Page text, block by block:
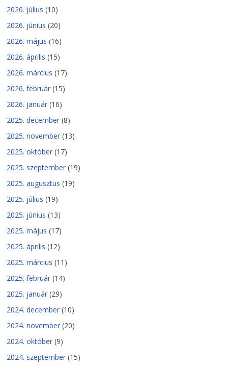
2026. július (10)
2026. június (20)
2026. május (16)
2026. április (15)
2026. március (17)
2026. február (15)
2026. január (16)
2025. december (8)
2025. november (13)
2025. október (17)
2025. szeptember (19)
2025. augusztus (19)
2025. július (19)
2025. június (13)
2025. május (17)
2025. április (12)
2025. március (11)
2025. február (14)
2025. január (29)
2024. december (10)
2024. november (20)
2024. október (9)
2024. szeptember (15)